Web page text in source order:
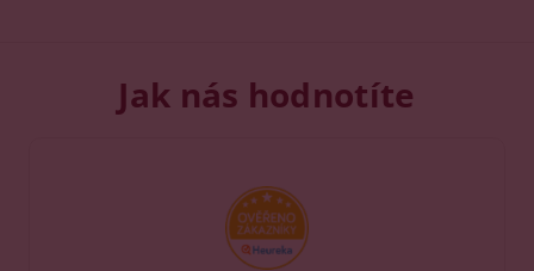
Jak nás hodnotíte